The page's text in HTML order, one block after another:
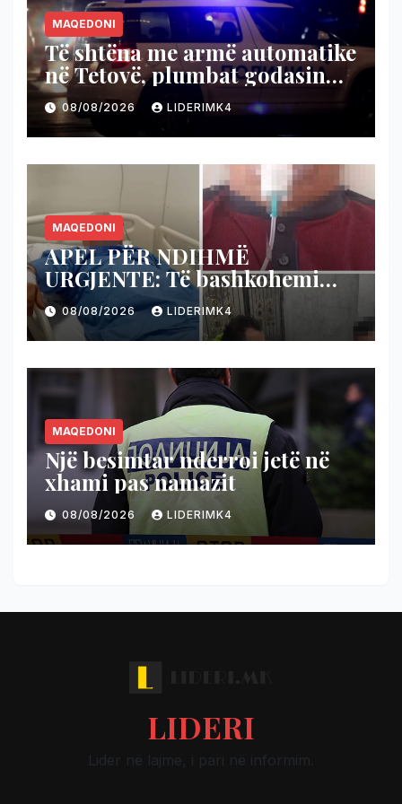
MAQEDONI
Të shtëna me armë automatike
në Tetovë, plumbat godasin
shtëpinë dhe veturën e një 48-
vjeçari
08/08/2026 LIDERIMK4
MAQEDONI
APEL PËR NDIHMË
URGJENTE: Të bashkohemi
për shpëtimin e veteranit
kumanovar të dy luftërave
08/08/2026 LIDERIMK4
MAQEDONI
Një besimtar nderroi jetë në
xhami pas namazit
08/08/2026 LIDERIMK4
LIDERI
Lider në lajme, i pari në informim.